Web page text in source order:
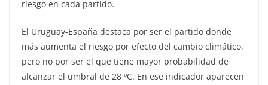
riesgo en cada partido.
El Uruguay-España destaca por ser el partido donde
más aumenta el riesgo por efecto del cambio climático,
pero no por ser el que tiene mayor probabilidad de
alcanzar el umbral de 28 ºC. En ese indicador aparecen